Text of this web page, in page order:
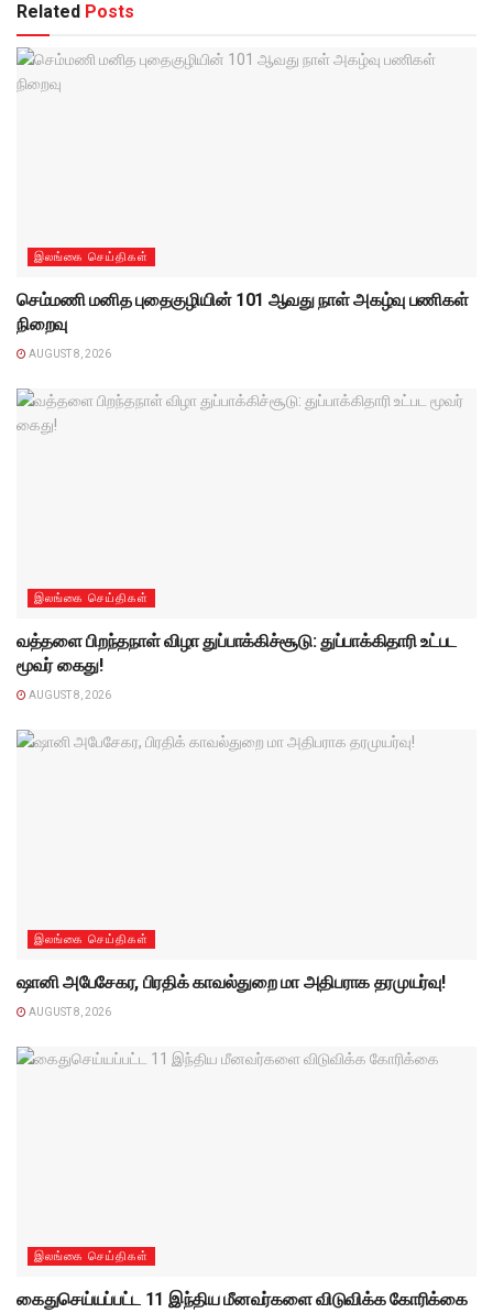
Related Posts
இலங்கை செய்திகள்
செம்மணி மனித புதைகுழியின் 101 ஆவது நாள் அகழ்வு பணிகள்
நிறைவு
AUGUST 8, 2026
இலங்கை செய்திகள்
வத்தளை பிறந்தநாள் விழா துப்பாக்கிச்சூடு: துப்பாக்கிதாரி உட்பட
மூவர் கைது!
AUGUST 8, 2026
இலங்கை செய்திகள்
ஷானி அபேசேகர, பிரதிக் காவல்துறை மா அதிபராக தரமுயர்வு!
AUGUST 8, 2026
இலங்கை செய்திகள்
கைதுசெய்யப்பட்ட 11 இந்திய மீனவர்களை விடுவிக்க கோரிக்கை